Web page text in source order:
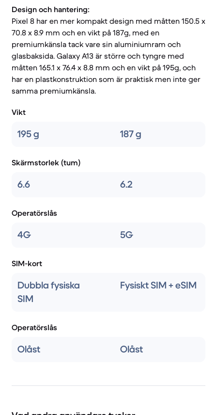
Design och hantering:
Pixel 8 har en mer kompakt design med måtten 150.5 x
70.8 x 8.9 mm och en vikt på 187g, med en
premiumkänsla tack vare sin aluminiumram och
glasbaksida. Galaxy A13 är större och tyngre med
måtten 165.1 x 76.4 x 8.8 mm och en vikt på 195g, och
har en plastkonstruktion som är praktisk men inte ger
samma premiumkänsla.
Vikt
195 g 187 g
Skärmstorlek (tum)
6.6 6.2
Operatörslås
4G 5G
SIM-kort
Dubbla fysiska
SIM
Fysiskt SIM + eSIM
Operatörslås
Olåst Olåst